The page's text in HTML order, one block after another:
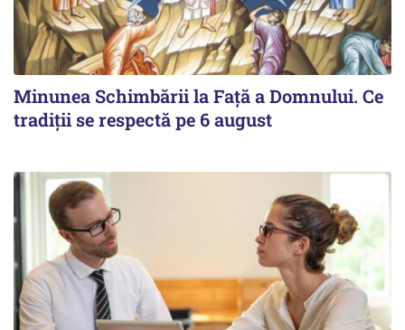
Minunea Schimbării la Față a Domnului. Ce
tradiții se respectă pe 6 august